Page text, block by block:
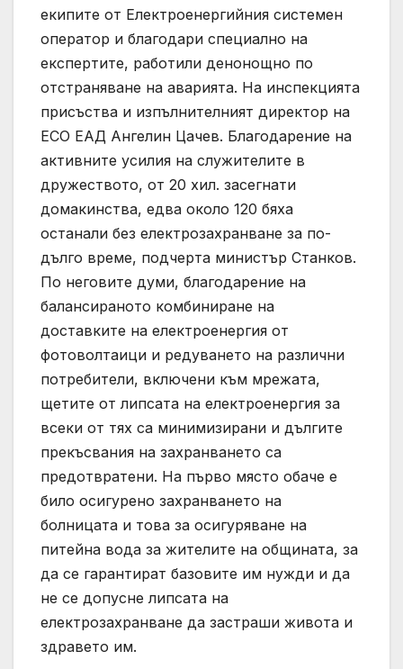
екипите от Електроенергийния системен
оператор и благодари специално на
експертите, работили денонощно по
отстраняване на аварията. На инспекцията
присъства и изпълнителният директор на
ЕСО ЕАД Ангелин Цачев. Благодарение на
активните усилия на служителите в
дружеството, от 20 хил. засегнати
домакинства, едва около 120 бяха
останали без електрозахранване за по-
дълго време, подчерта министър Станков.
По неговите думи, благодарение на
балансираното комбиниране на
доставките на електроенергия от
фотоволтаици и редуването на различни
потребители, включени към мрежата,
щетите от липсата на електроенергия за
всеки от тях са минимизирани и дългите
прекъсвания на захранването са
предотвратени. На първо място обаче е
било осигурено захранването на
болницата и това за осигуряване на
питейна вода за жителите на общината, за
да се гарантират базовите им нужди и да
не се допусне липсата на
електрозахранване да застраши живота и
здравето им.